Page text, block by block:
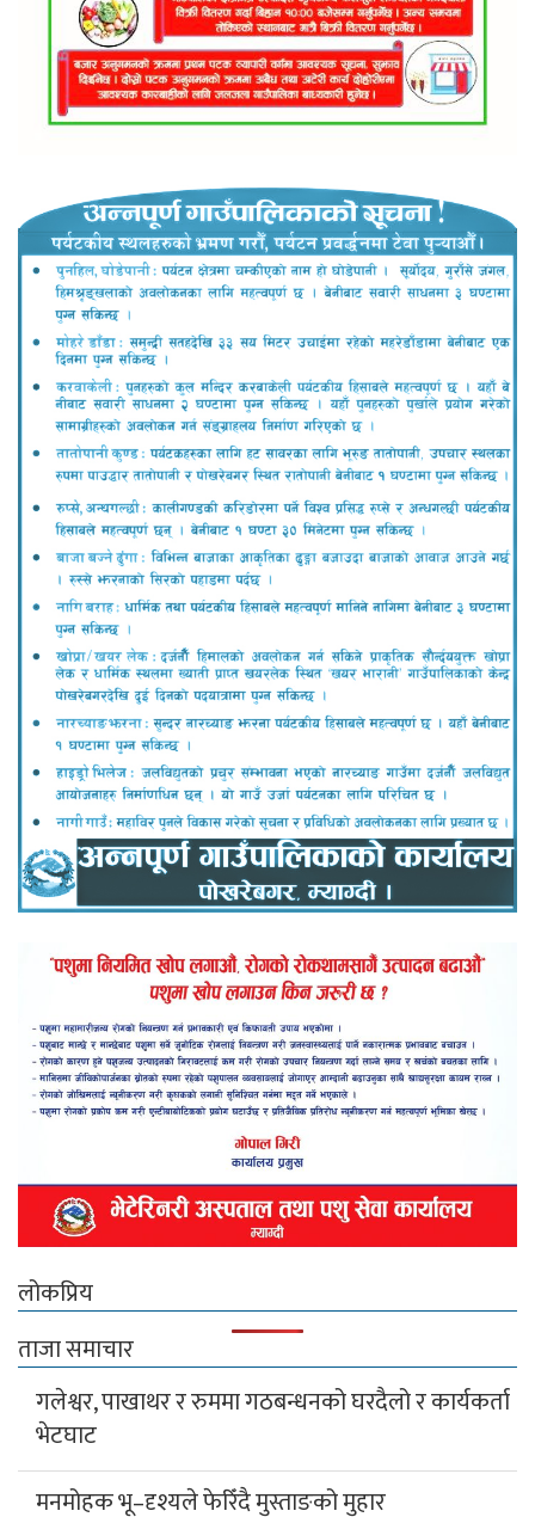
लोकप्रिय
ताजा समाचार
गलेश्वर, पाखाथर र रुममा गठबन्धनको घरदैलो र कार्यकर्ता
भेटघाट
मनमोहक भू–दृश्यले फेरिँदै मुस्ताङको मुहार